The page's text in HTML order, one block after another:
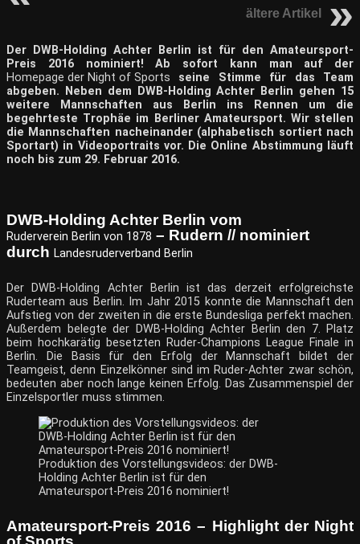
ältere Artikel
Der DWB-Holding Achter Berlin ist für den Amateursport-
Preis 2016 nominiert! Ab sofort kann man auf der
Homepage der Night of Sports seine Stimme für das Team
abgeben. Neben dem DWB-Holding Achter Berlin gehen 15
weitere Mannschaften aus Berlin ins Rennen um die
begehrteste Trophäe im Berliner Amateursport. Wir stellen
die Mannschaften nacheinander (alphabetisch sortiert nach
Sportart) in Videoportraits vor. Die Online Abstimmung läuft
noch bis zum 29. Februar 2016.
DWB-Holding Achter Berlin vom
Ruderverein Berlin von 1878 – Rudern // nominiert
durch Landesruderverband Berlin
Der DWB-Holding Achter Berlin ist das derzeit erfolgreichste
Ruderteam aus Berlin. Im Jahr 2015 konnte die Mannschaft den
Aufstieg von der zweiten in die erste Bundesliga perfekt machen.
Außerdem belegte der DWB-Holding Achter Berlin den 7. Platz
beim hochkarätig besetzten Ruder-Champions League Finale in
Berlin. Die Basis für den Erfolg der Mannschaft bildet der
Teamgeist, denn Einzelkönner sind im Ruder-Achter zwar schön,
bedeuten aber noch lange keinen Erfolg. Das Zusammenspiel der
Einzelsportler muss stimmen.
Produktion des Vorstellungsvideos: der DWB-
Holding Achter Berlin ist für den
Amateursport-Preis 2016 nominiert!
Amateursport-Preis 2016 – Highlight der Night